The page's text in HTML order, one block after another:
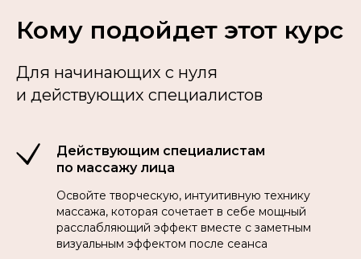
Кому подойдет этот курс
Для начинающих с нуля
и действующих специалистов
Действующим специалистам
по массажу лица
Освойте творческую, интуитивную технику
массажа, которая сочетает в себе мощный
расслабляющий эффект вместе с заметным
визуальным эффектом после сеанса